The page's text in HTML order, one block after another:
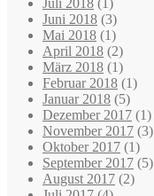
Juli 2018 (1)
Juni 2018 (3)
Mai 2018 (1)
April 2018 (2)
März 2018 (1)
Februar 2018 (1)
Januar 2018 (5)
Dezember 2017 (1)
November 2017 (3)
Oktober 2017 (1)
September 2017 (5)
August 2017 (2)